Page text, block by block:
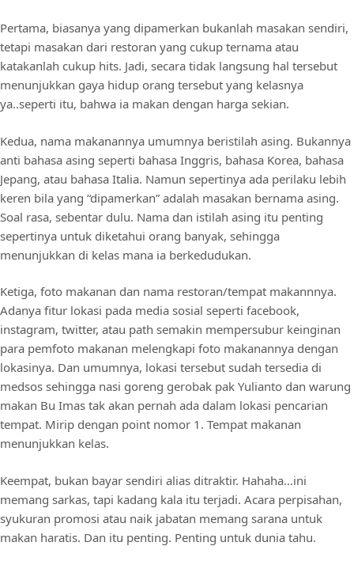
Pertama, biasanya yang dipamerkan bukanlah masakan sendiri,
tetapi masakan dari restoran yang cukup ternama atau
katakanlah cukup hits. Jadi, secara tidak langsung hal tersebut
menunjukkan gaya hidup orang tersebut yang kelasnya
ya..seperti itu, bahwa ia makan dengan harga sekian.
Kedua, nama makanannya umumnya beristilah asing. Bukannya
anti bahasa asing seperti bahasa Inggris, bahasa Korea, bahasa
Jepang, atau bahasa Italia. Namun sepertinya ada perilaku lebih
keren bila yang “dipamerkan” adalah masakan bernama asing.
Soal rasa, sebentar dulu. Nama dan istilah asing itu penting
sepertinya untuk diketahui orang banyak, sehingga
menunjukkan di kelas mana ia berkedudukan.
Ketiga, foto makanan dan nama restoran/tempat makannnya.
Adanya fitur lokasi pada media sosial seperti facebook,
instagram, twitter, atau path semakin mempersubur keinginan
para pemfoto makanan melengkapi foto makanannya dengan
lokasinya. Dan umumnya, lokasi tersebut sudah tersedia di
medsos sehingga nasi goreng gerobak pak Yulianto dan warung
makan Bu Imas tak akan pernah ada dalam lokasi pencarian
tempat. Mirip dengan point nomor 1. Tempat makanan
menunjukkan kelas.
Keempat, bukan bayar sendiri alias ditraktir. Hahaha…ini
memang sarkas, tapi kadang kala itu terjadi. Acara perpisahan,
syukuran promosi atau naik jabatan memang sarana untuk
makan haratis. Dan itu penting. Penting untuk dunia tahu.